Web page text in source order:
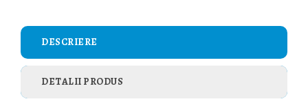
DESCRIERE
DETALII PRODUS